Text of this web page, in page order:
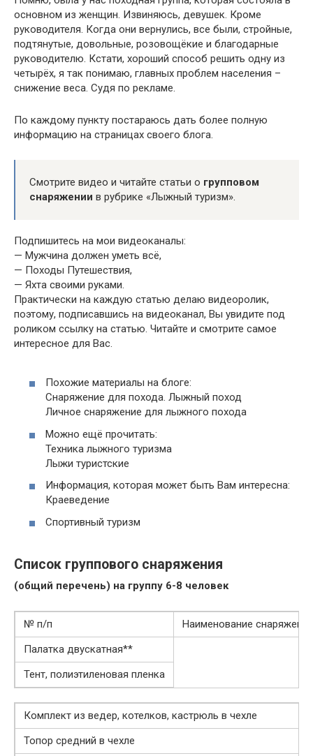
основном из женщин. Извиняюсь, девушек. Кроме
руководителя. Когда они вернулись, все были, стройные,
подтянутые, довольные, розовощёкие и благодарные
руководителю. Кстати, хороший способ решить одну из
четырёх, я так понимаю, главных проблем населения –
снижение веса. Судя по рекламе.
По каждому пункту постараюсь дать более полную
информацию на страницах своего блога.
Смотрите видео и читайте статьи о групповом
снаряжении в рубрике «Лыжный туризм».
Подпишитесь на мои видеоканалы:
— Мужчина должен уметь всё,
— Походы Путешествия,
— Яхта своими руками.
Практически на каждую статью делаю видеоролик,
поэтому, подписавшись на видеоканал, Вы увидите под
роликом ссылку на статью. Читайте и смотрите самое
интересное для Вас.
Похожие материалы на блоге:
Снаряжение для похода. Лыжный поход
Личное снаряжение для лыжного похода
Можно ещё прочитать:
Техника лыжного туризма
Лыжи туристские
Информация, которая может быть Вам интересна:
Краеведение
Спортивный туризм
Список группового снаряжения
(общий перечень) на группу 6-8 человек
№ п/п
Наименование снаряжения
Палатка двускатная**
Тент, полиэтиленовая пленка
Комплект из ведер, котелков, кастрюль в чехле
Топор средний в чехле